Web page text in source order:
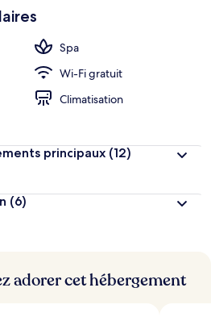
n
i
e
Spa
Wi-Fi gratuit
Climatisation
principaux (12)
(6)
adorer cet hébergement